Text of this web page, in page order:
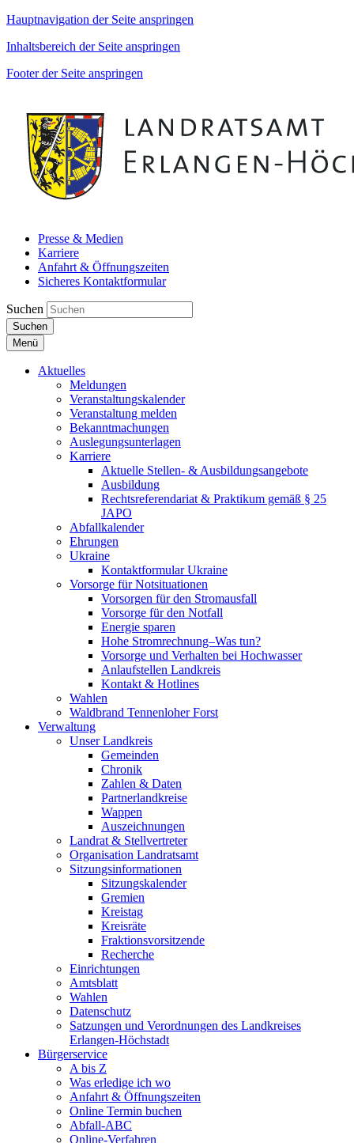
Hauptnavigation der Seite anspringen
Inhaltsbereich der Seite anspringen
Footer der Seite anspringen
Presse & Medien
Karriere
Anfahrt & Öffnungszeiten
Sicheres Kontaktformular
Suchen
Suchen
Menü
Aktuelles
Meldungen
Veranstaltungskalender
Veranstaltung melden
Bekanntmachungen
Auslegungsunterlagen
Karriere
Aktuelle Stellen- & Ausbildungsangebote
Ausbildung
Rechtsreferendariat & Praktikum gemäß § 25
JAPO
Abfallkalender
Ehrungen
Ukraine
Kontaktformular Ukraine
Vorsorge für Notsituationen
Vorsorgen für den Stromausfall
Vorsorge für den Notfall
Energie sparen
Hohe Stromrechnung–Was tun?
Vorsorge und Verhalten bei Hochwasser
Anlaufstellen Landkreis
Kontakt & Hotlines
Wahlen
Waldbrand Tennenloher Forst
Verwaltung
Unser Landkreis
Gemeinden
Chronik
Zahlen & Daten
Partnerlandkreise
Wappen
Auszeichnungen
Landrat & Stellvertreter
Organisation Landratsamt
Sitzungsinformationen
Sitzungskalender
Gremien
Kreistag
Kreisräte
Fraktionsvorsitzende
Recherche
Einrichtungen
Amtsblatt
Wahlen
Datenschutz
Satzungen und Verordnungen des Landkreises
Erlangen-Höchstadt
Bürgerservice
A bis Z
Was erledige ich wo
Anfahrt & Öffnungszeiten
Online Termin buchen
Abfall-ABC
Online-Verfahren